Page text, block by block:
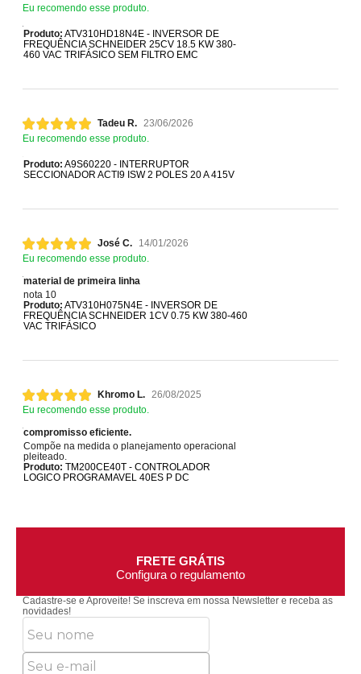
Eu recomendo esse produto.
Produto: ATV310HD18N4E - INVERSOR DE
FREQUÊNCIA SCHNEIDER 25CV 18.5 KW 380-
460 VAC TRIFÁSICO SEM FILTRO EMC
Tadeu R. 23/06/2026
Eu recomendo esse produto.
Produto: A9S60220 - INTERRUPTOR
SECCIONADOR ACTI9 ISW 2 POLES 20 A 415V
José C.
14/01/2026
Eu recomendo esse produto.
material de primeira linha
nota 10
Produto: ATV310H075N4E - INVERSOR DE
FREQUÊNCIA SCHNEIDER 1CV 0.75 KW 380-460
VAC TRIFÁSICO
Khromo L. 26/08/2025
Eu recomendo esse produto.
compromisso eficiente.
Compõe na medida o planejamento operacional
pleiteado.
Produto: TM200CE40T - CONTROLADOR
LOGICO PROGRAMAVEL 40ES P DC
FRETE GRÁTIS
Configura o regulamento
Cadastre-se e Aproveite!Se inscreva em nossa Newsletter e receba as
novidades!